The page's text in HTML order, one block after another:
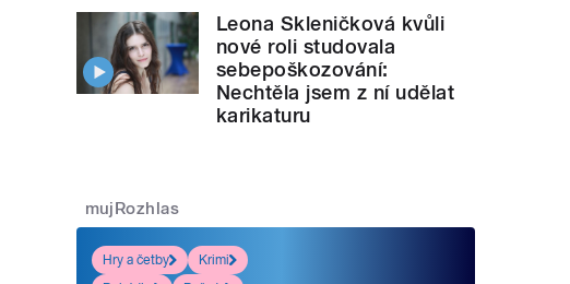
Leona Skleničková kvůli
nové roli studovala
sebepoškozování:
Nechtěla jsem z ní udělat
karikaturu
mujRozhlas
Hry a četby
Krimi